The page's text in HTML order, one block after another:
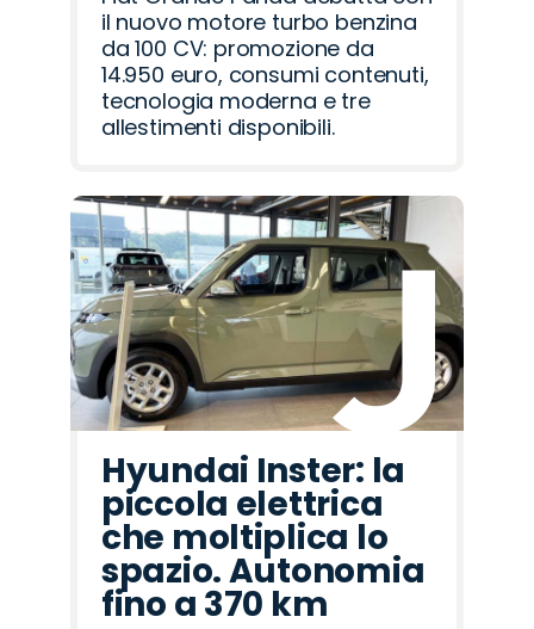
il nuovo motore turbo benzina
da 100 CV: promozione da
14.950 euro, consumi contenuti,
tecnologia moderna e tre
allestimenti disponibili.
Hyundai Inster: la
piccola elettrica
che moltiplica lo
spazio. Autonomia
fino a 370 km